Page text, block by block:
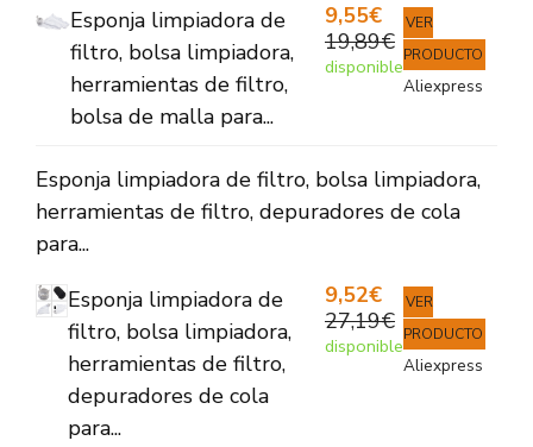
Esponja limpiadora de
filtro, bolsa limpiadora,
herramientas de filtro,
bolsa de malla para...
9,55€
19,89€
disponible
VER
PRODUCTO
Aliexpress
Esponja limpiadora de filtro, bolsa limpiadora,
herramientas de filtro, depuradores de cola
para...
Esponja limpiadora de
filtro, bolsa limpiadora,
herramientas de filtro,
depuradores de cola
para...
9,52€
27,19€
disponible
VER
PRODUCTO
Aliexpress